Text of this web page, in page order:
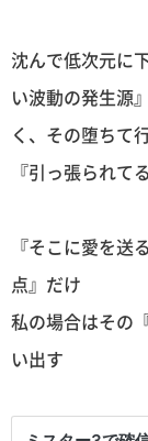
沈んで低次元に
い波動の発生源
く、その堕ちて
『引っ張られて
『そこに愛を
点』だけ
私の場合はその
い出す